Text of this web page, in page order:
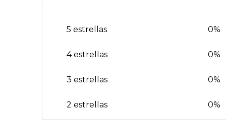
5 estrellas 0%
4 estrellas 0%
3 estrellas 0%
2 estrellas 0%